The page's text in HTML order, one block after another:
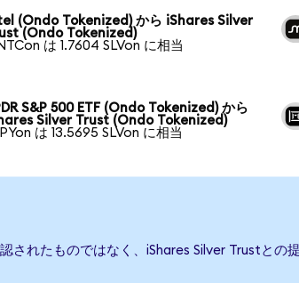
(Ondo Tokenized) から iShares Silver
(Ondo Tokenized)
は 1.7604 SLVon に相当
S&P 500 ETF (Ondo Tokenized) から
Silver Trust (Ondo Tokenized)
は 13.5695 SLVon に相当
されたものではなく、iShares Silver Trustとの